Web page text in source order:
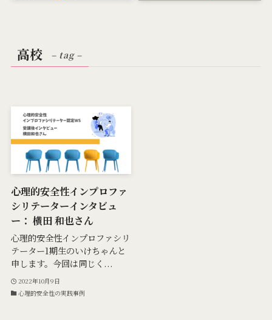
高校 – tag –
心理的安全性インプロファ
シリテーターインタビュ
ー： 横田 和也さん
心理的安全性インプロファシリ
テーター1期生のいけちゃんと
申します。今回は同じく...
2022年10月9日
心理的安全性の実践事例